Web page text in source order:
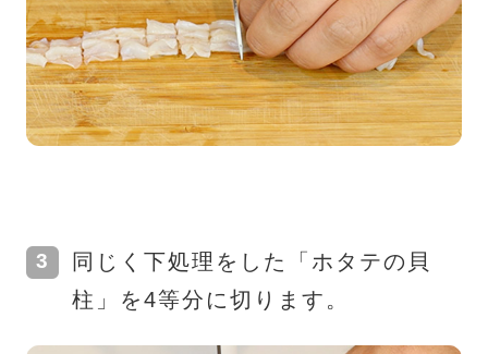
同じく下処理をした「ホタテの貝
柱」を4等分に切ります。